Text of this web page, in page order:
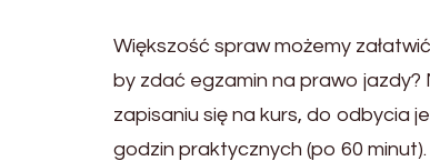
Większość spraw możemy
by zdać egzamin na prawo jazdy?
zapisaniu się na kurs, do odbycia
godzin praktycznych (po 60